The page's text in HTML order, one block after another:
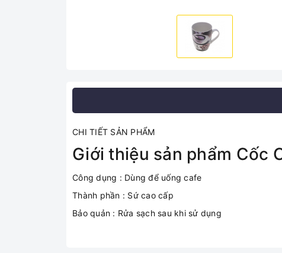
CHI TIẾT SẢN PHẨM
Giới thiệu sản phẩm Cốc
Công dụng : Dùng để uống cafe
Thành phần : Sứ cao cấp
Bảo quản : Rửa sạch sau khi sử dụng